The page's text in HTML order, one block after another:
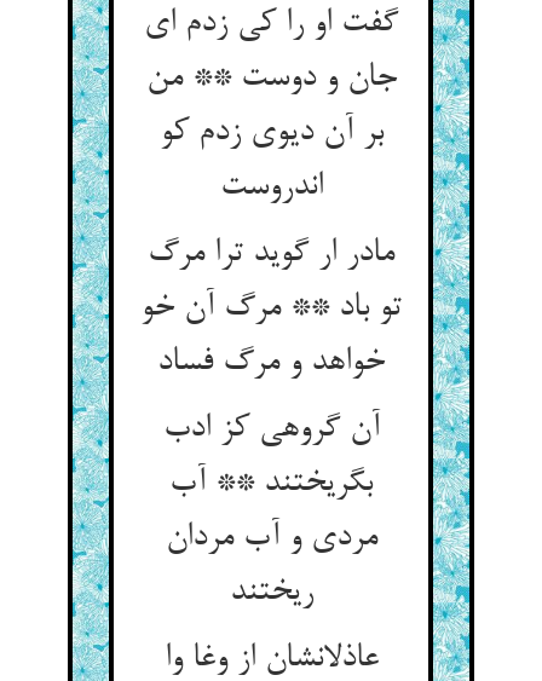
گفت او را کی زدم ای
جان و دوست ** من
بر آن دیوی زدم کو
اندروست
مادر ار گوید ترا مرگ
تو باد ** مرگ آن خو
خواهد و مرگ فساد
آن گروهی کز ادب
بگریختند ** آب
مردی و آب مردان
ریختند
عاذلانشان از وغا وا